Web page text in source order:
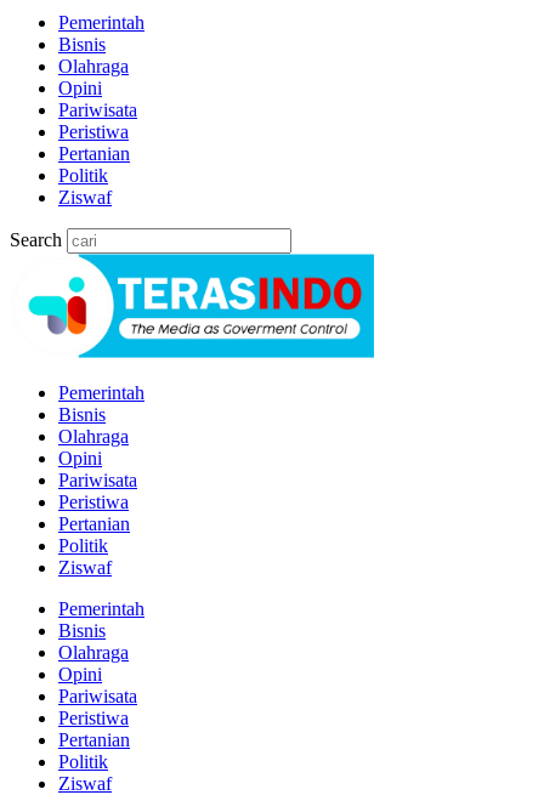
Pemerintah
Bisnis
Olahraga
Opini
Pariwisata
Peristiwa
Pertanian
Politik
Ziswaf
Search
Pemerintah
Bisnis
Olahraga
Opini
Pariwisata
Peristiwa
Pertanian
Politik
Ziswaf
Pemerintah
Bisnis
Olahraga
Opini
Pariwisata
Peristiwa
Pertanian
Politik
Ziswaf